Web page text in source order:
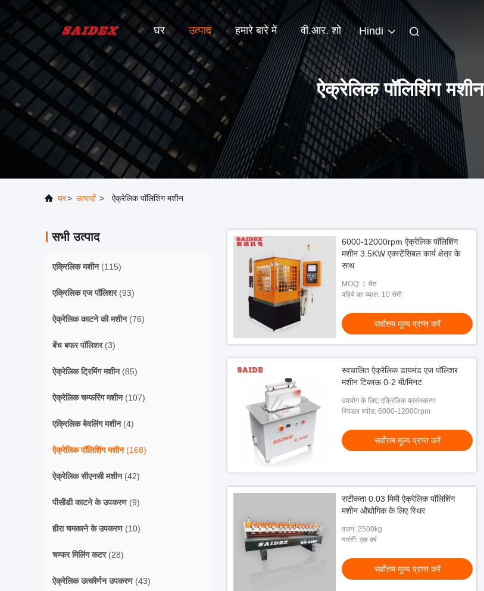
घर उत्पाद हमारे बारे में वी.आर. शो Hindi
ऐक्रेलिक पॉलिशिंग मशीन
घर> उत्पादों > ऐक्रेलिक पॉलिशिंग मशीन
सभी उत्पाद
एक्रिलिक मशीन(115)
एक्रिलिक एज पॉलिशर(93)
ऐक्रेलिक काटने की मशीन(76)
बेंच बफर पॉलिशर(3)
ऐक्रेलिक ट्रिमिंग मशीन(85)
ऐक्रेलिक चम्फरिंग मशीन(107)
एक्रिलिक बेवलिंग मशीन(4)
ऐक्रेलिक पॉलिशिंग मशीन(168)
ऐक्रेलिक सीएनसी मशीन(42)
पीसीडी काटने के उपकरण(9)
हीरा चमकाने के उपकरण(10)
चम्फर मिलिंग कटर(28)
ऐक्रेलिक उत्कीर्णन उपकरण(43)
6000-12000rpm ऐक्रेलिक पॉलिशिंग
मशीन 3.5KW एक्स्टेंसिबल कार्य क्षेत्र के
साथ
MOQ: 1 सेट
पहिये का व्यास: 10 सेमी
सर्वोत्तम मूल्य प्राप्त करें
स्वचालित ऐक्रेलिक डायमंड एज पॉलिशर
मशीन टिकाऊ 0-2 मी/मिनट
उपयोग के लिए: एक्रिलिक प्रसंस्करण
स्पिंडल स्पीड: 6000-12000rpm
सर्वोत्तम मूल्य प्राप्त करें
सटीकता 0.03 मिमी ऐक्रेलिक पॉलिशिंग
मशीन औद्योगिक के लिए स्थिर
वज़न: 2500kg
गारंटी: एक वर्ष
सर्वोत्तम मूल्य प्राप्त करें